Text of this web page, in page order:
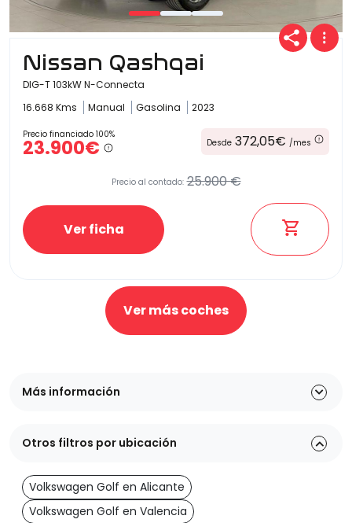
Nissan Qashqai
DIG-T 103kW N-Connecta
16.668 Kms
Manual Gasolina 2023
Precio financiado 100%
23.900€ Desde 372,05€ /mes
Precio al contado: 25.900 €
Ver ficha
Ver más coches
Más información
Otros filtros por ubicación
Volkswagen Golf en Alicante
Volkswagen Golf en Valencia